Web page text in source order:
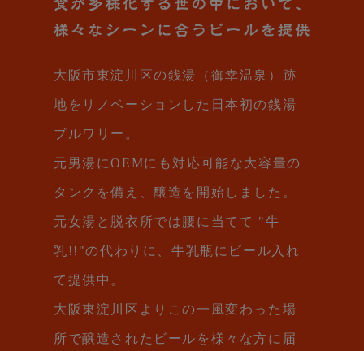
大阪市東淀川区の銭湯（御幸温泉）跡
地をリノベーションした日本初の銭湯
ブルワリー。
元男湯にOEMにも対応可能な大容量の
タンクを備え、醸造を開始しました。
元女湯と脱衣所では腰に当てて "牛
乳!!"の代わりに、牛乳瓶にビール入れ
て提供中。
大阪東淀川区よりこの一風変わった場
所で醸造されたビールを様々な方に届